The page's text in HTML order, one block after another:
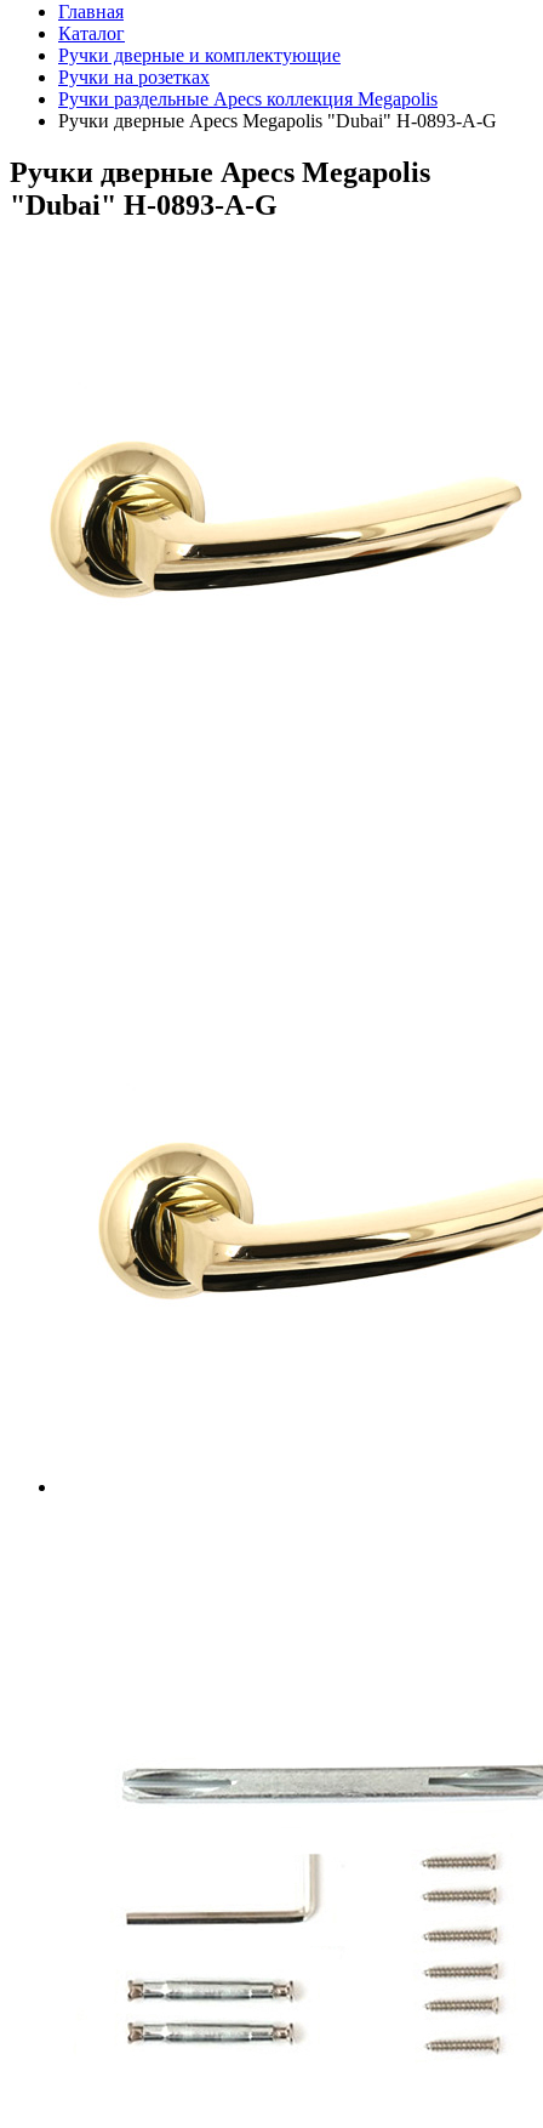
Главная
Каталог
Ручки дверные и комплектующие
Ручки на розетках
Ручки раздельные Apecs коллекция Megapolis
Ручки дверные Apecs Megapolis "Dubai" H-0893-A-G
Ручки дверные Apecs Megapolis
"Dubai" H-0893-A-G